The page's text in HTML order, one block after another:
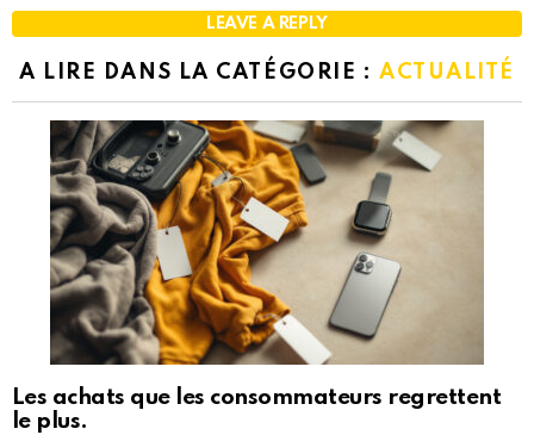
LEAVE A REPLY
A LIRE DANS LA CATÉGORIE : ACTUALITÉ
Les achats que les consommateurs regrettent
le plus.